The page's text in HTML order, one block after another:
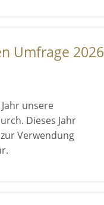
Umfrage 2026
unsere
Dieses Jahr
Verwendung